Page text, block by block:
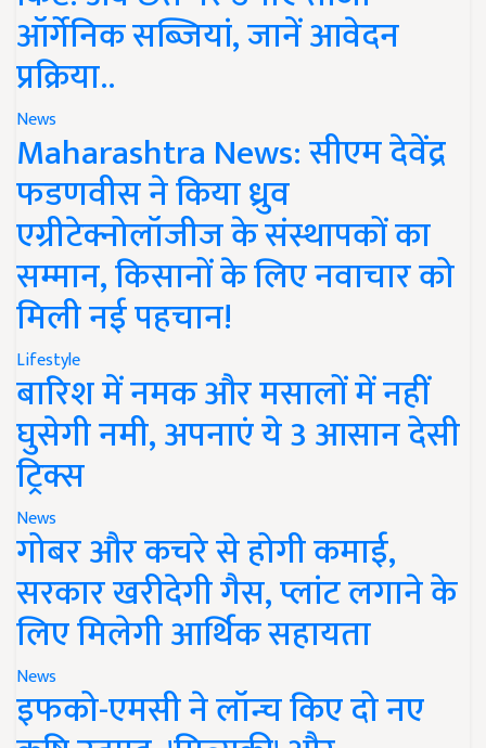
ऑर्गेनिक सब्जियां, जानें आवेदन
प्रक्रिया..
News
Maharashtra News: सीएम देवेंद्र
फडणवीस ने किया ध्रुव
एग्रीटेक्नोलॉजीज के संस्थापकों का
सम्मान, किसानों के लिए नवाचार को
मिली नई पहचान!
Lifestyle
बारिश में नमक और मसालों में नहीं
घुसेगी नमी, अपनाएं ये 3 आसान देसी
ट्रिक्स
News
गोबर और कचरे से होगी कमाई,
सरकार खरीदेगी गैस, प्लांट लगाने के
लिए मिलेगी आर्थिक सहायता
News
इफको-एमसी ने लॉन्च किए दो नए